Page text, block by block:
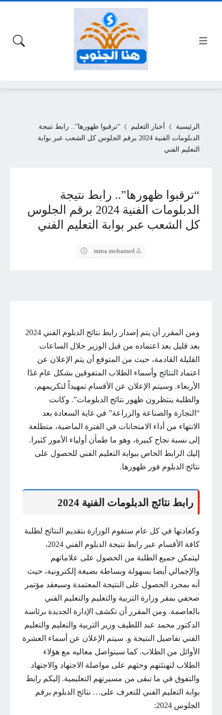
الرئيسية أخبار التعليم
“ترقبوا ظهورها”.. رابط نتيجة
الدبلومات الفنية 2024 برقم الجلوس كل الشعب عبر بوابة
التعليم الفني
“ترقبوا ظهورها”.. رابط نتيجة
الدبلومات الفنية 2024 برقم الجلوس
كل الشعب عبر بوابة التعليم الفني
mrna mohamed
ومن المقرر أن يتم إصدار رابط نتائج الدبلوم الفني 2024
بعد قليل بعد اعتماده من قبل الوزير خلال الساعات
القليلة القادمة، حيث من المتوقع أن يتم الإعلان عن
اعتماد النتائج وأسماء الطلاب المتفوقين بشكل عام غدًا
الأربعاء. وسيتم الإعلان عن الأقسام تمهيداً لتكريمهم،
والطلبة ينتظرون ظهور نتائج الدبلومات”. وكانت
“التجارة والصناعة والزراعة” في غاية السعادة بعد
الانتهاء من أداء الامتحانات في الفترة الماضية، متطلعة
إلى نسبة نجاح كبيرة، وهو ما طمأن أولياء الأمور كثيرا.
إليك الرابط الخاص ببوابة التعليم الفني للحصول على
نتائج الدبلوم فور ظهورها.
رابط نتائج الدبلومات الفنية 2024
وكعادتها في كل عام ستقوم الوزارة بتقديم النتائج لطلبة
كافة الأقسام عبر رابط نتيجة الدبلوم الفني 2024،
ليتمكن جميع الطلبة من الحصول على علاماتهم
والإجمالي أيضا بسهولة وبساطة بصيغة إلكترونية، حيث
أنه بمجرد الحصول على النتيجة المعتمدة وسيعقد مؤتمر
صحفي بمقر وزارة التربية والتعليم والتعليم الفني
بالعاصمة. ومن المقرر أن تكشف الإدارة الجديدة برئاسة
الدكتور محمد عبد اللطيف وزير التربية والتعليم والتعليم
الفني تفاصيل النتيجة و. سيتم الإعلان عن أسماء العشرة
الأوائل من الطلاب. كما سيتواصل معاليه مع هؤلاء
الطلاب لتهنئتهم وحثهم على مواصلة الاجتهاد والاجتهاد
والتفوق في ما تبقى من مسيرتهم التعليمية. إليكم رابط
بوابة التعليم الفني للتعرف على… نتائج الدبلوم برقم
الجلوس 2024: